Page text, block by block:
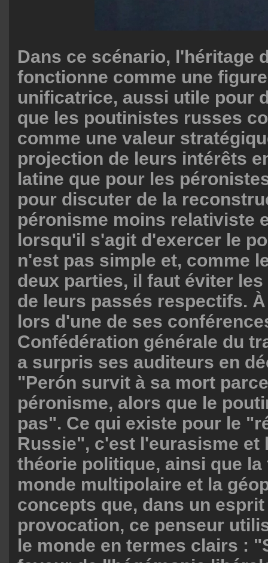
Dans ce scénario, l'héritage
fonctionne comme une
unificatrice, aussi utile pour
que les poutinistes russes
comme une valeur
projection de leurs intérêts
latine que pour les
pour discuter de la
péronisme moins relativiste
lorsqu'il s'agit d'exercer le
n'est pas simple et, comme
deux parties, il faut éviter
de leurs passés respectifs.
lors d'une de ses
Confédération générale du
a surpris ses auditeurs en
"Perón survit à sa mort
péronisme, alors que le
pas". Ce qui existe pour le
Russie", c'est l'eurasisme et
théorie politique, ainsi que la
monde multipolaire et la
concepts que, dans un esprit
provocation, ce penseur
le monde en termes clairs :